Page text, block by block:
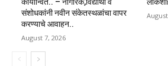
संशोधकांनी नवीन संकेतस्थळांचा वापर
करण्याचे आवाहन..
August 7, 2026